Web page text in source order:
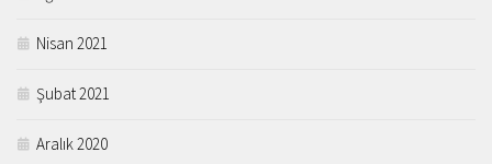
Nisan 2021
Şubat 2021
Aralık 2020